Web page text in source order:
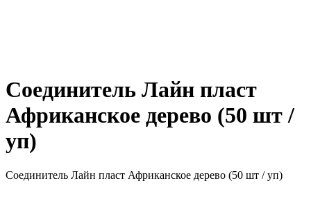
Соединитель Лайн пласт
Африканское дерево (50 шт /
уп)
Соединитель Лайн пласт Африканское дерево (50 шт / уп)